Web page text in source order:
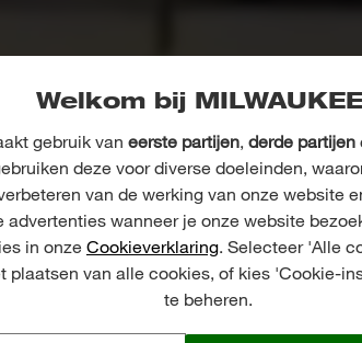
Welkom bij
gebruik van eerste partijen, derde partijen
deze voor diverse doeleinden,
van de werking van onze website
advertenties wanneer je onze website
in onzeCookieverklaring. Selecteer 'Alle
plaatsen van alle cookies, of kies 'Cookie-
te beheren.